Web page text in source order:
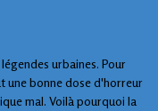
urbaines. Pour
une bonne dose d'horreur
mal. Voilà pourquoi la